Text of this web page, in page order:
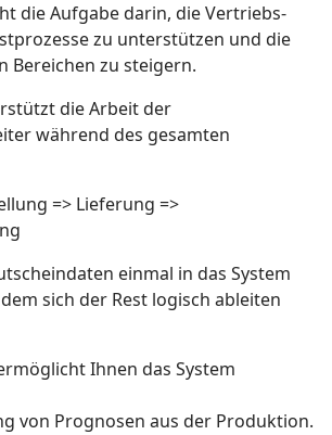
die Aufgabe darin, die Vertriebs-
zu unterstützen und die
Bereichen zu steigern.
die Arbeit der
während des gesamten
=> Lieferung =>
einmal in das System
sich der Rest logisch ableiten
Ihnen das System
von Prognosen aus der Produktion.